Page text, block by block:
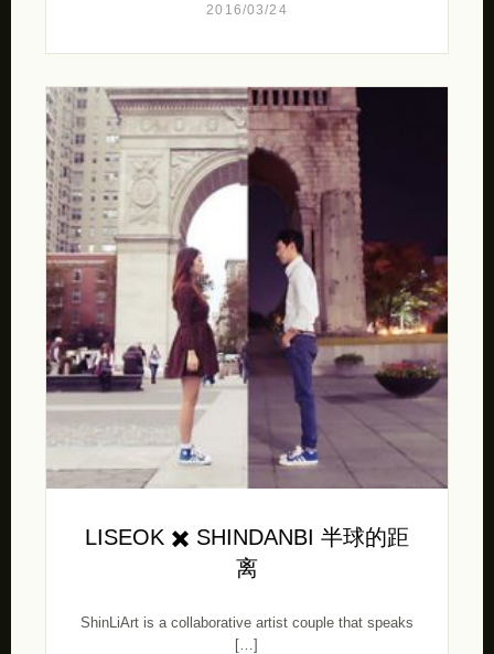
2016/03/24
LISEOK ✖️ SHINDANBI 半球的距
离
ShinLiArt is a collaborative artist couple that speaks
[…]